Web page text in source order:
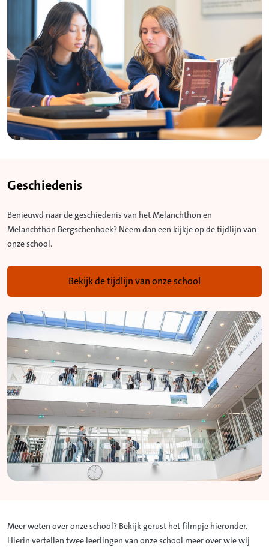
Geschiedenis
Benieuwd naar de geschiedenis van het Melanchthon en
Melanchthon Bergschenhoek? Neem dan een kijkje op de tijdlijn van
onze school.
Bekijk de tijdlijn van onze school
Meer weten over onze school? Bekijk gerust het filmpje hieronder.
Hierin vertellen twee leerlingen van onze school meer over wie wij